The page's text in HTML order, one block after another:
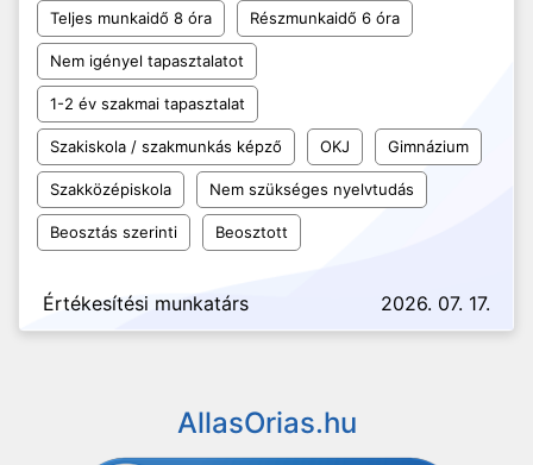
Teljes munkaidő 8 óra Részmunkaidő 6 óra
Nem igényel tapasztalatot
1-2 év szakmai tapasztalat
Szakiskola / szakmunkás képző OKJ Gimnázium
Szakközépiskola Nem szükséges nyelvtudás
Beosztás szerinti Beosztott
Értékesítési munkatárs 2026. 07. 17.
AllasOrias.hu